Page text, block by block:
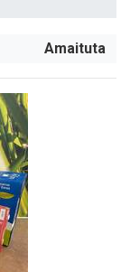
Amaituta